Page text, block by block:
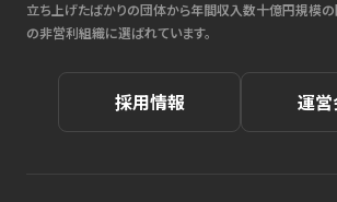
立ち上げたばかりの団体から年間収入数十億円規模
の非営利組織に選ばれています。
採用情報 運